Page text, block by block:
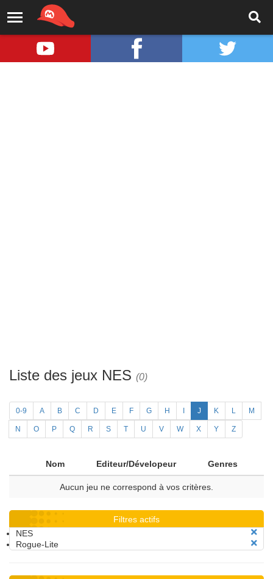
Liste des jeux NES (0)
0-9 A B C D E F G H J K L M
N O P Q R S T U V W X Y Z
Nom Editeur/Dévelopeur Genres
Aucun jeu ne correspond à vos critères.
Filtres actifs
NES
Rogue-Lite